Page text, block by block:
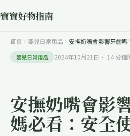
寶寶好物指南
首頁 嬰兒日常用品 安撫奶嘴會影響牙齒
嬰兒日常用品 2024年10月21日 · 14 分鐘
安撫奶嘴會影
媽必看：安全